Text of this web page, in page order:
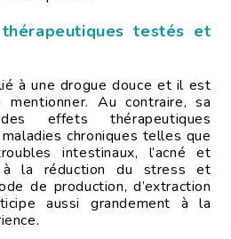
testés et
à une drogue douce et il est
Au contraire, sa
effets thérapeutiques
chroniques telles que
intestinaux, l’acné et
à la réduction du stress et
de production, d’extraction
aussi grandement à la